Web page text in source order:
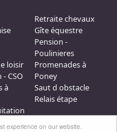
experience on our website.
loisir
CSO
à
Retraite chevaux
Gîte équestre
Pension -
Poulinieres
Promenades à
Poney
Saut d obstacle
Relais étape